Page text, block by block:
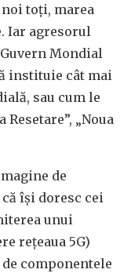
toți, marea
Iar agresorul
Mondial
instituie cât mai
sau cum le
„Noua
de
își doresc cei
unui
rețeaua 5G)
componentele